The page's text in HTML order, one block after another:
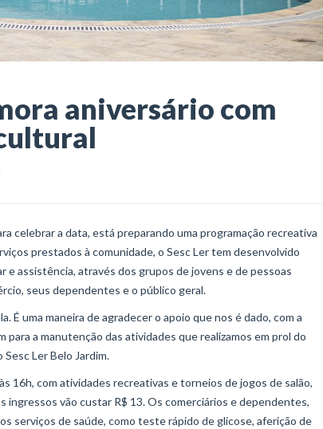
aniversário com
celebrar a data, está preparando uma programação recreativa
prestados à comunidade, o Sesc Ler tem desenvolvido
e assistência, através dos grupos de jovens e de pessoas
seus dependentes e o público geral.
É uma maneira de agradecer o apoio que nos é dado, com a
a manutenção das atividades que realizamos em prol do
Ler Belo Jardim.
16h, com atividades recreativas e torneios de jogos de salão,
ingressos vão custar R$ 13. Os comerciários e dependentes,
serviços de saúde, como teste rápido de glicose, aferição de